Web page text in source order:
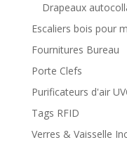
Drapeaux
Escaliers bois pour
Fournitures Bureau
Porte Clefs
Purificateurs d'air
Tags RFID
Verres & Vaisselle